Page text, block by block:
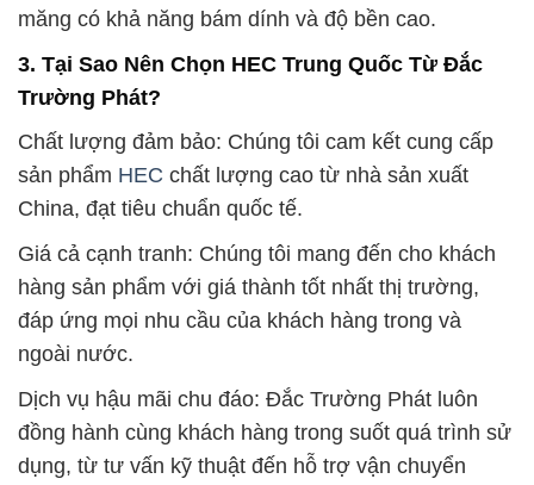
măng có khả năng bám dính và độ bền cao.
3. Tại Sao Nên Chọn HEC Trung Quốc Từ Đắc
Trường Phát?
Chất lượng đảm bảo: Chúng tôi cam kết cung cấp
sản phẩm HEC chất lượng cao từ nhà sản xuất
China, đạt tiêu chuẩn quốc tế.
Giá cả cạnh tranh: Chúng tôi mang đến cho khách
hàng sản phẩm với giá thành tốt nhất thị trường,
đáp ứng mọi nhu cầu của khách hàng trong và
ngoài nước.
Dịch vụ hậu mãi chu đáo: Đắc Trường Phát luôn
đồng hành cùng khách hàng trong suốt quá trình sử
dụng, từ tư vấn kỹ thuật đến hỗ trợ vận chuyển